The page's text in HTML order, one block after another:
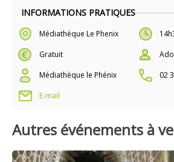
INFORMATIONS PRATIQUES
Médiathèque Le Phenix
Gratuit
Médiathèque le Phénix
02
E-mail
Autres événements à